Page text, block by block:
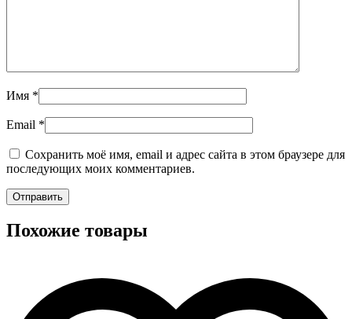
Имя *
Email *
Сохранить моё имя, email и адрес сайта в этом браузере для
последующих моих комментариев.
Похожие товары